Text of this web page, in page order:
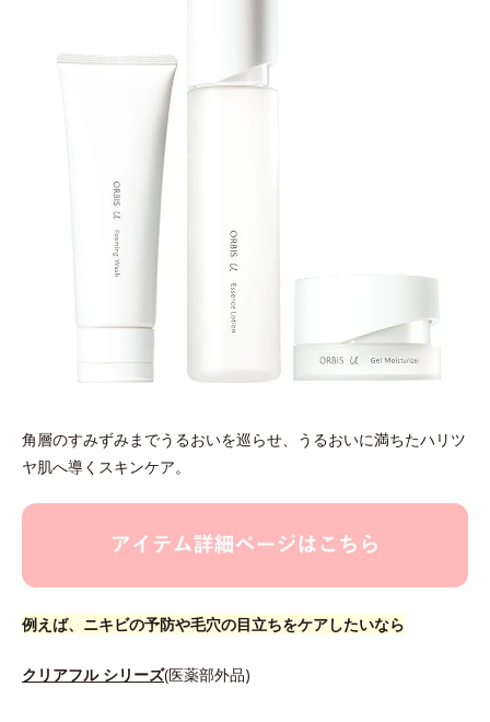
角層のすみずみまでうるおいを巡らせ、うるおいに満ちたハリツ
ヤ肌へ導くスキンケア。
例えば、ニキビの予防や毛穴の目立ちをケアしたいなら
クリアフル シリーズ(医薬部外品)